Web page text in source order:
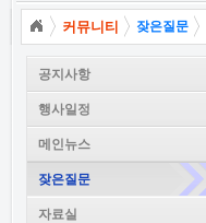
커뮤니티 잦은질문
공지사항
행사일정
메인뉴스
잦은질문
자료실